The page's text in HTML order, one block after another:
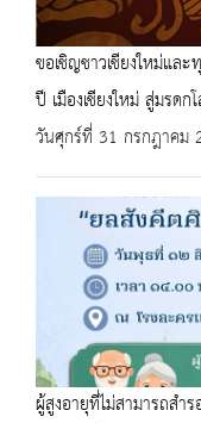
ขอเชิญชาวเชียงใหม่แ
ปี เมืองเชียงใหม่ สู่มรดก
วันศุกร์ที่ 31 กรกฎาคม
ผู้สูงอายุที่ไม่สามารถสำ